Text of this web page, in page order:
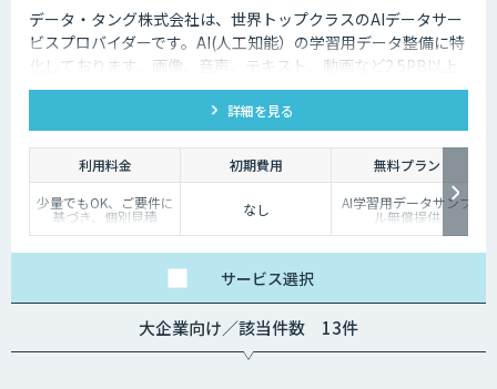
データ・タング株式会社は、世界トップクラスのAIデータサー
ビスプロバイダーです。AI(人工知能）の学習用データ整備に特
化しております。画像、音声、テキスト、動画など2.5PB以上
のアノテーション済みデータを保持、またカスタマイズデータ
の収集と自動化技術を利用したアノテーションサービスを提供
しております。
詳細を見る
利用料金 初期費用
無料プラン
少量でもOK、ご要件に
基づき、個別見積 なし AI学習用データサンプ
ル無償提供
サービス選択
大企業向け／該当件数 13件